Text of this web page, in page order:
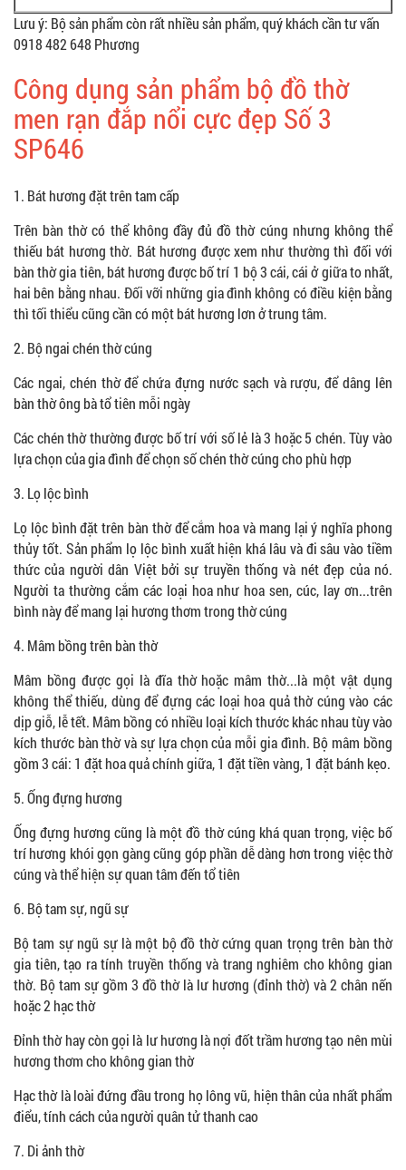
Lưu ý: Bộ sản phẩm còn rất nhiều sản phẩm, quý khách cần tư vấn
0918 482 648 Phương
Công dụng sản phẩm bộ đồ thờ
men rạn đắp nổi cực đẹp Số 3
SP646
1. Bát hương đặt trên tam cấp
Trên bàn thờ có thể không đầy đủ đồ thờ cúng nhưng không thể
thiếu bát hương thờ. Bát hương được xem như thường thì đối với
bàn thờ gia tiên, bát hương được bố trí 1 bộ 3 cái, cái ở giữa to nhất,
hai bên bằng nhau. Đối vỡi những gia đình không có điều kiện bằng
thì tối thiểu cũng cần có một bát hương lơn ở trung tâm.
2. Bộ ngai chén thờ cúng
Các ngai, chén thờ để chứa đựng nước sạch và rượu, để dâng lên
bàn thờ ông bà tổ tiên mỗi ngày
Các chén thờ thường được bố trí với số lẻ là 3 hoặc 5 chén. Tùy vào
lựa chọn của gia đình để chọn số chén thờ cúng cho phù hợp
3. Lọ lộc bình
Lọ lộc bình đặt trên bàn thờ để cắm hoa và mang lại ý nghĩa phong
thủy tốt. Sản phẩm lọ lộc bình xuất hiện khá lâu và đi sâu vào tiềm
thức của người dân Việt bởi sự truyền thống và nét đẹp của nó.
Người ta thường cắm các loại hoa như hoa sen, cúc, lay ơn...trên
bình này để mang lại hương thơm trong thờ cúng
4. Mâm bồng trên bàn thờ
Mâm bồng được gọi là đĩa thờ hoặc mâm thờ...là một vật dụng
không thể thiếu, dùng để đựng các loại hoa quả thờ cúng vào các
dịp giỗ, lễ tết. Mâm bồng có nhiều loại kích thước khác nhau tùy vào
kích thước bàn thờ và sự lựa chọn của mỗi gia đình. Bộ mâm bồng
gồm 3 cái: 1 đặt hoa quả chính giữa, 1 đặt tiền vàng, 1 đặt bánh kẹo.
5. Ống đựng hương
Ống đựng hương cũng là một đồ thờ cúng khá quan trọng, việc bố
trí hương khói gọn gàng cũng góp phần dễ dàng hơn trong việc thờ
cúng và thể hiện sự quan tâm đến tổ tiên
6. Bộ tam sự, ngũ sự
Bộ tam sự ngũ sự là một bộ đồ thờ cứng quan trọng trên bàn thờ
gia tiên, tạo ra tính truyền thống và trang nghiêm cho không gian
thờ. Bộ tam sự gồm 3 đồ thờ là lư hương (đỉnh thờ) và 2 chân nến
hoặc 2 hạc thờ
Đỉnh thờ hay còn gọi là lư hương là nợi đốt trầm hương tạo nên mùi
hương thơm cho không gian thờ
Hạc thờ là loài đứng đầu trong họ lông vũ, hiện thân của nhất phẩm
điểu, tính cách của người quân tử thanh cao
7. Di ảnh thờ